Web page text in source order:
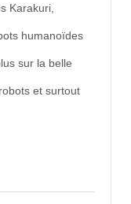
Karakuri,
humanoïdes
sur la belle
et surtout